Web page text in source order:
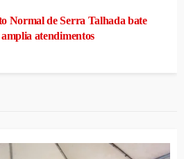
Normal de Serra Talhada bate
atendimentos